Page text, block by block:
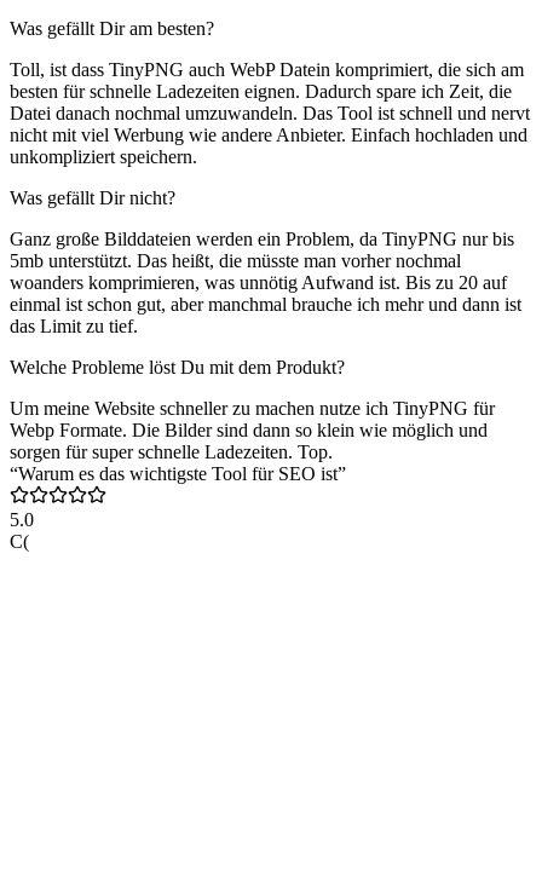
Was gefällt Dir am besten?
Toll, ist dass TinyPNG auch WebP Datein komprimiert, die sich am
besten für schnelle Ladezeiten eignen. Dadurch spare ich Zeit, die
Datei danach nochmal umzuwandeln. Das Tool ist schnell und nervt
nicht mit viel Werbung wie andere Anbieter. Einfach hochladen und
unkompliziert speichern.
Was gefällt Dir nicht?
Ganz große Bilddateien werden ein Problem, da TinyPNG nur bis
5mb unterstützt. Das heißt, die müsste man vorher nochmal
woanders komprimieren, was unnötig Aufwand ist. Bis zu 20 auf
einmal ist schon gut, aber manchmal brauche ich mehr und dann ist
das Limit zu tief.
Welche Probleme löst Du mit dem Produkt?
Um meine Website schneller zu machen nutze ich TinyPNG für
Webp Formate. Die Bilder sind dann so klein wie möglich und
sorgen für super schnelle Ladezeiten. Top.
“Warum es das wichtigste Tool für SEO ist”
5.0
C(